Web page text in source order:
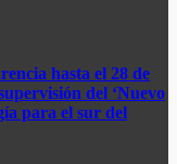
hasta el 28 de
del ‘Nuevo
para el sur del